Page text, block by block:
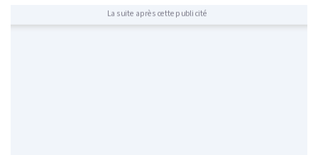
La suite après cette publicité